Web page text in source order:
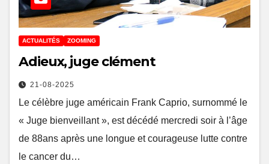
ACTUALITÉS ZOOMING
Adieux, juge clément
21-08-2025
Le célèbre juge américain Frank Caprio, surnommé le
« Juge bienveillant », est décédé mercredi soir à l’âge
de 88ans après une longue et courageuse lutte contre
le cancer du…